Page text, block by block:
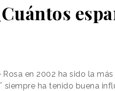
en 2002 ha sido la
siempre ha tenido buena